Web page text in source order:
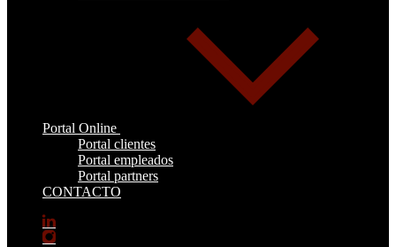
Portal Online
Portal clientes
Portal empleados
Portal partners
CONTACTO